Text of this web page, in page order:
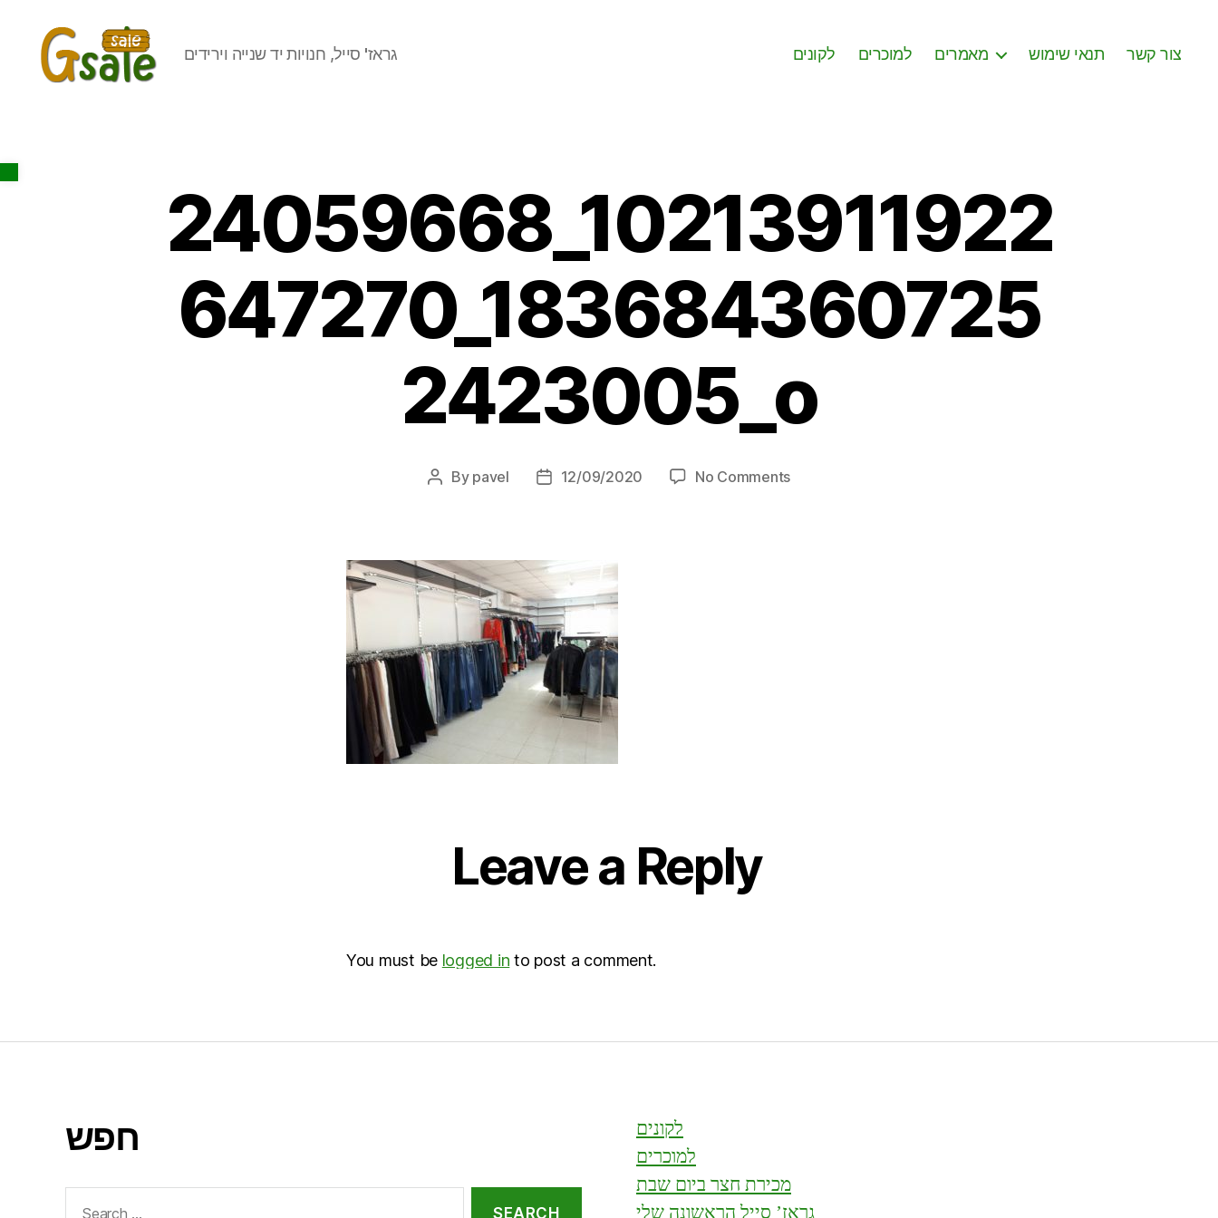
Open toolbar
גראז' סייל, חנויות יד שנייה וירידים לקונים למוכרים מאמרים תנאי שימוש צור קשר
24059668_10213911922
647270_183684360725
2423005_o
Post
By pavel
Post12/09/2020 No Commentson
Leave a Reply
You must be logged in to post a comment.
חפש
לקונים
למוכרים
מכירת חצר ביום שבת
גראז’ סייל הראשונה שלי